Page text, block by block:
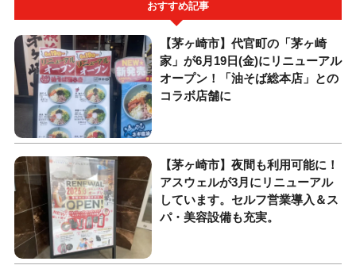
おすすめ記事
【茅ヶ崎市】代官町の「茅ヶ崎
家」が6月19日(金)にリニューアル
オープン！「油そば総本店」との
コラボ店舗に
【茅ヶ崎市】夜間も利用可能に！
アスウェルが3月にリニューアル
しています。セルフ営業導入＆ス
パ・美容設備も充実。